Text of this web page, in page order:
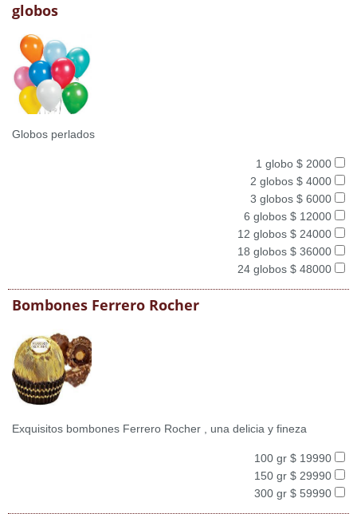
globos
Globos perlados
1 globo $ 2000
2 globos $ 4000
3 globos $ 6000
6 globos $ 12000
12 globos $ 24000
18 globos $ 36000
24 globos $ 48000
Bombones Ferrero Rocher
Exquisitos bombones Ferrero Rocher , una delicia y fineza
100 gr $ 19990
150 gr $ 29990
300 gr $ 59990